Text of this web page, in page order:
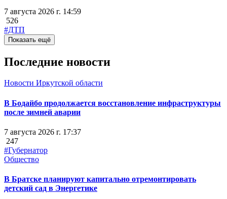
7 августа 2026 г. 14:59
526
#ДТП
Показать ещё
Последние новости
Новости Иркутской области
В Бодайбо продолжается восстановление инфраструктуры
после зимней аварии
7 августа 2026 г. 17:37
247
#Губернатор
Общество
В Братске планируют капитально отремонтировать
детский сад в Энергетике